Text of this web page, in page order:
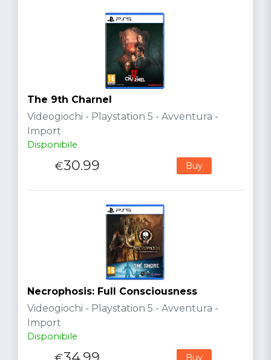
The 9th Charnel
Videogiochi - Playstation 5 - Avventura -
Import
Disponibile
€30.99 Buy
Necrophosis: Full Consciousness
Videogiochi - Playstation 5 - Avventura -
Import
Disponibile
Buy